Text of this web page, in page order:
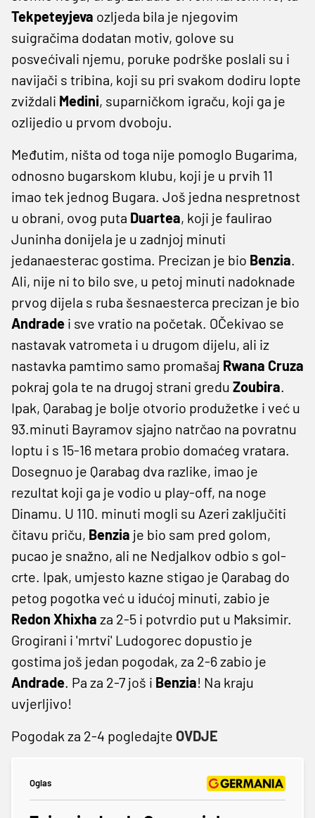
Tekpeteyjeva ozljeda bila je njegovim
suigračima dodatan motiv, golove su
posvećivali njemu, poruke podrške poslali su i
navijači s tribina, koji su pri svakom dodiru lopte
zviždali Medini, suparničkom igraču, koji ga je
ozlijedio u prvom dvoboju.
Međutim, ništa od toga nije pomoglo Bugarima,
odnosno bugarskom klubu, koji je u prvih 11
imao tek jednog Bugara. Još jedna nespretnost
u obrani, ovog puta Duartea, koji je faulirao
Juninha donijela je u zadnjoj minuti
jedanaesterac gostima. Precizan je bio Benzia.
Ali, nije ni to bilo sve, u petoj minuti nadoknade
prvog dijela s ruba šesnaesterca precizan je bio
Andrade i sve vratio na početak. OČekivao se
nastavak vatrometa i u drugom dijelu, ali iz
nastavka pamtimo samo promašaj Rwana Cruza
pokraj gola te na drugoj strani gredu Zoubira.
Ipak, Qarabag je bolje otvorio produžetke i već u
93.minuti Bayramov sjajno natrčao na povratnu
loptu i s 15-16 metara probio domaćeg vratara.
Dosegnuo je Qarabag dva razlike, imao je
rezultat koji ga je vodio u play-off, na noge
Dinamu. U 110. minuti mogli su Azeri zaključiti
čitavu priču, Benzia je bio sam pred golom,
pucao je snažno, ali ne Nedjalkov odbio s gol-
crte. Ipak, umjesto kazne stigao je Qarabag do
petog pogotka već u idućoj minuti, zabio je
Redon Xhixha za 2-5 i potvrdio put u Maksimir.
Grogirani i 'mrtvi' Ludogorec dopustio je
gostima još jedan pogodak, za 2-6 zabio je
Andrade. Pa za 2-7 još i Benzia! Na kraju
uvjerljivo!
Pogodak za 2-4 pogledajte OVDJE
Oglas